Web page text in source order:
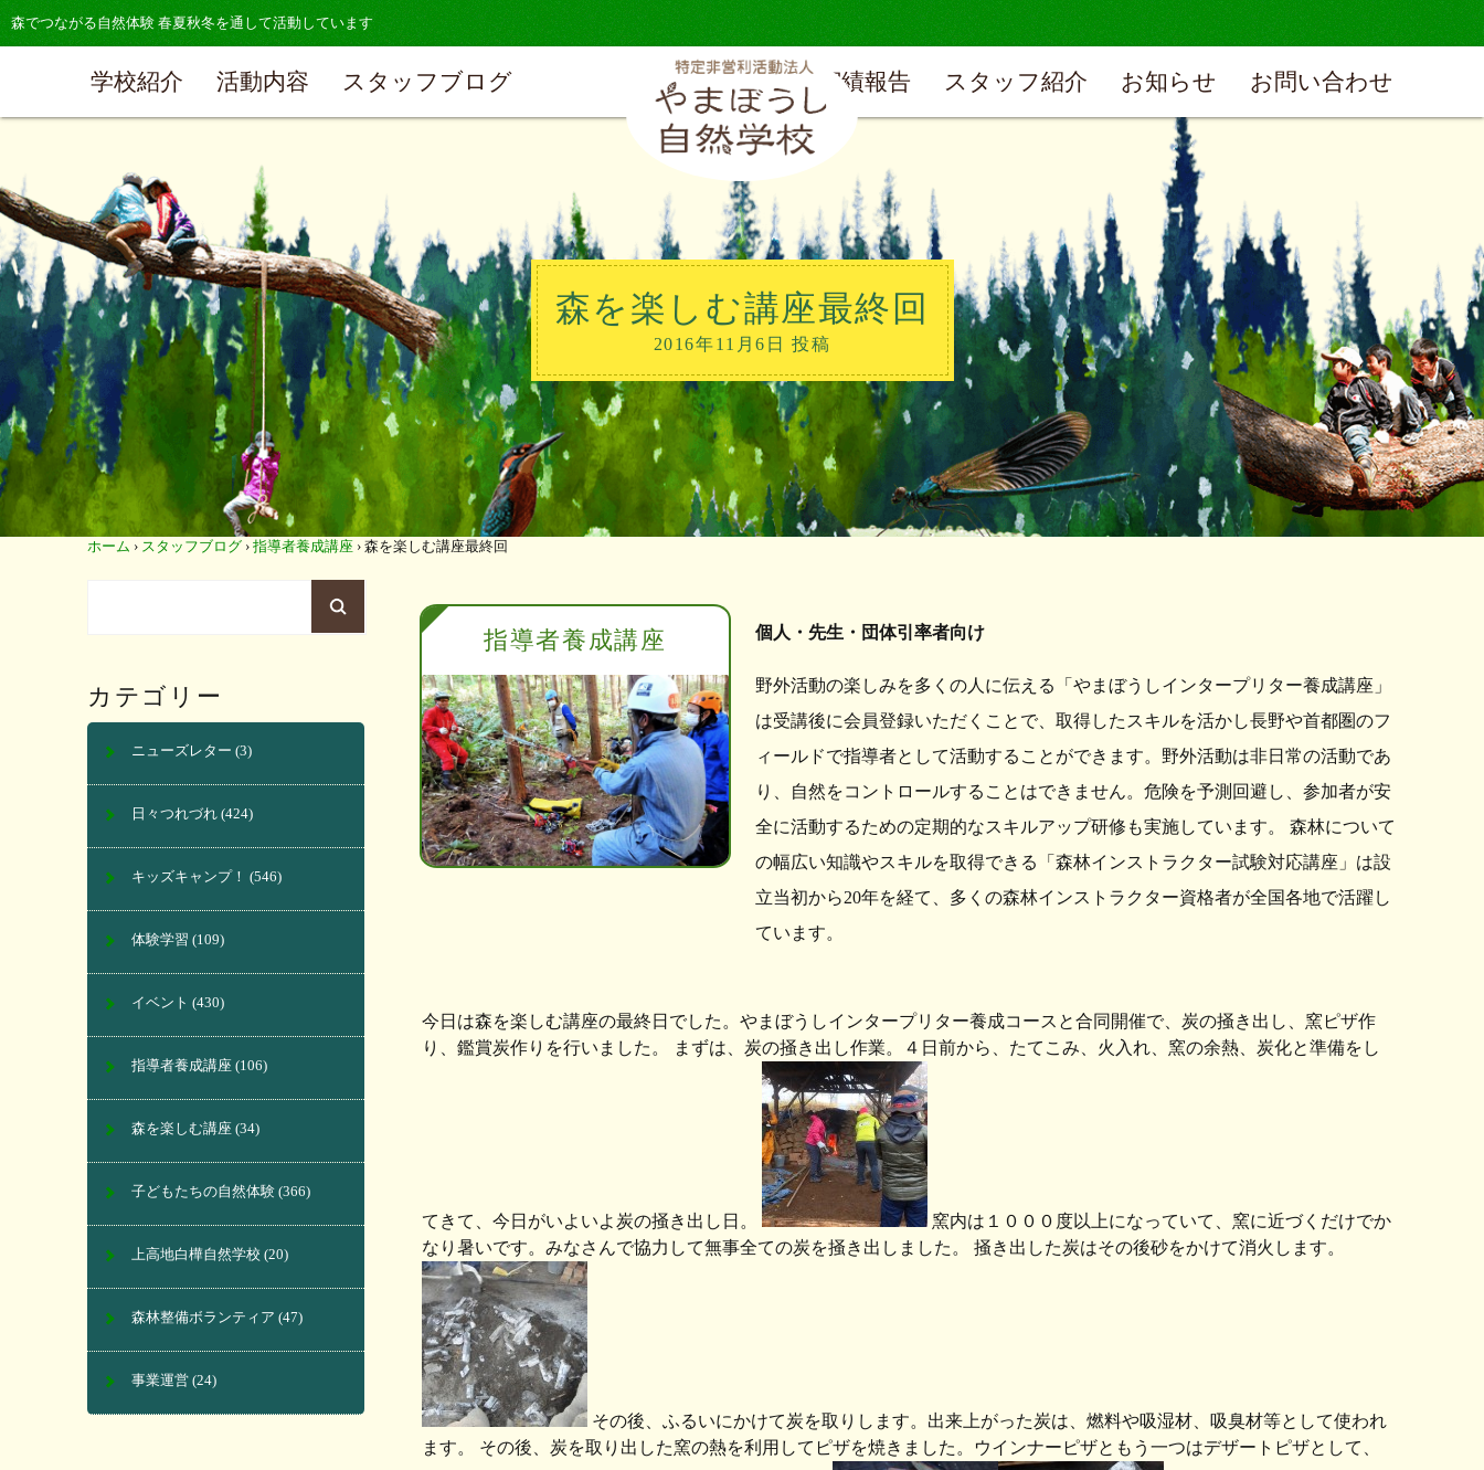
森でつながる自然体験 春夏秋冬を通して活動しています
学校紹介 活動内容 スタッフブログ 実績報告 スタッフ紹介 お知らせ お問い合わせ
森を楽しむ講座最終回
2016年11月6日 投稿
ホーム › スタッフブログ › 指導者養成講座 › 森を楽しむ講座最終回
指導者養成講座 個人・先生・団体引率者向け
野外活動の楽しみを多くの人に伝える「やまぼうしインタープリター養成講座」
は受講後に会員登録いただくことで、取得したスキルを活かし長野や首都圏のフ
ィールドで指導者として活動することができます。野外活動は非日常の活動であ
り、自然をコントロールすることはできません。危険を予測回避し、参加者が安
全に活動するための定期的なスキルアップ研修も実施しています。 森林について
の幅広い知識やスキルを取得できる「森林インストラクター試験対応講座」は設
立当初から20年を経て、多くの森林インストラクター資格者が全国各地で活躍し
ています。
今日は森を楽しむ講座の最終日でした。やまぼうしインタープリター養成コースと合同開催で、炭の掻き出し、窯ピザ作
り、鑑賞炭作りを行いました。 まずは、炭の掻き出し作業。４日前から、たてこみ、火入れ、窯の余熱、炭化と準備をし
てきて、今日がいよいよ炭の掻き出し日。
窯内は１０００度以上になっていて、窯に近づくだけでか
なり暑いです。みなさんで協力して無事全ての炭を掻き出しました。 掻き出した炭はその後砂をかけて消火します。
その後、ふるいにかけて炭を取りします。出来上がった炭は、燃料や吸湿材、吸臭材等として使われ
ます。 その後、炭を取り出した窯の熱を利用してピザを焼きました。ウインナーピザともう一つはデザートピザとして、
カテゴリー
ニューズレター (3)
日々つれづれ (424)
キッズキャンプ！ (546)
体験学習 (109)
イベント (430)
指導者養成講座 (106)
森を楽しむ講座 (34)
子どもたちの自然体験 (366)
上高地白樺自然学校 (20)
森林整備ボランティア (47)
事業運営 (24)